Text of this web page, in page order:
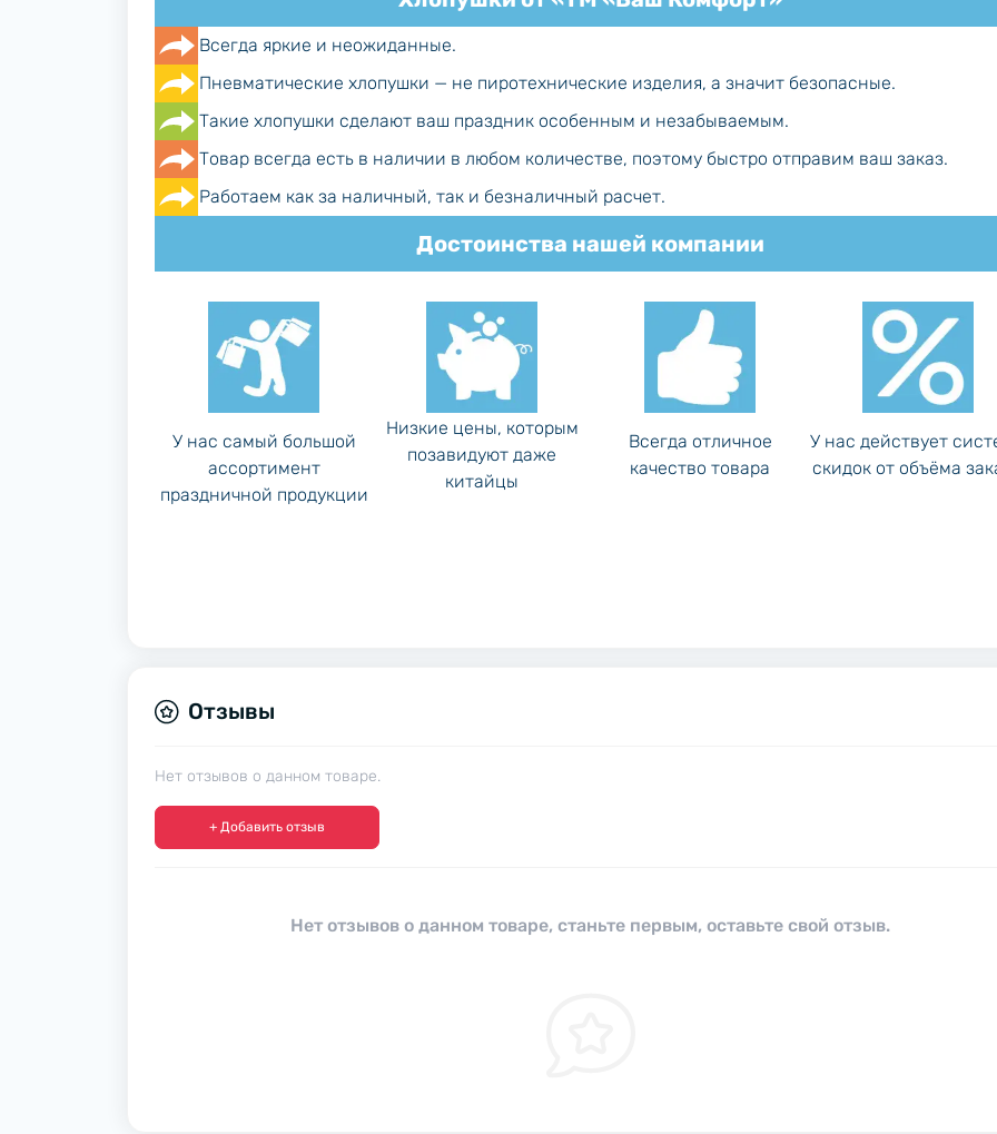
Всегда яркие и неожиданные.
Пневматические хлопушки — не пиротехнические изделия, а значит безопасные.
Такие хлопушки сделают ваш праздник особенным и незабываемым.
Товар всегда есть в наличии в любом количестве, поэтому быстро отправим ваш заказ.
Работаем как за наличный, так и безналичный расчет.
Достоинства нашей компании
У нас самый большой
ассортимент
праздничной продукции
Низкие цены, которым
позавидуют даже
китайцы
Всегда отличное
качество товара
У нас действует
скидок от объёма
Отзывы
Нет отзывов о данном товаре.
+ Добавить отзыв
Нет отзывов о данном товаре, станьте первым, оставьте свой отзыв.